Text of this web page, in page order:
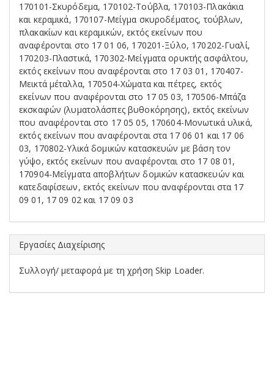
170101-Σκυρόδεμα, 170102-Τούβλα, 170103-Πλακάκια
και κεραμικά, 170107-Μείγμα σκυροδέματος, τούβλων,
πλακακίων και κεραμικών, εκτός εκείνων που
αναφέρονται στο 17 01 06, 170201-Ξύλο, 170202-Γυαλί,
170203-Πλαστικά, 170302-Μείγματα ορυκτής ασφάλτου,
εκτός εκείνων που αναφέρονται στο 17 03 01, 170407-
Μεικτά μέταλλα, 170504-Χώματα και πέτρες, εκτός
εκείνων που αναφέρονται στο 17 05 03, 170506-Μπάζα
εκσκαφών (λυματολάσπες βυθοκόρησης), εκτός εκείνων
που αναφέρονται στο 17 05 05, 170604-Μονωτικά υλικά,
εκτός εκείνων που αναφέρονται στα 17 06 01 και 17 06
03, 170802-Υλικά δομικών κατασκευών με βάση τον
γύψο, εκτός εκείνων που αναφέρονται στο 17 08 01,
170904-Μείγματα αποβλήτων δομικών κατασκευών και
κατεδαφίσεων, εκτός εκείνων που αναφέρονται στα 17
09 01, 17 09 02 και 17 09 03
Εργασίες Διαχείρισης
Συλλογή/ μεταφορά με τη χρήση Skip Loader.